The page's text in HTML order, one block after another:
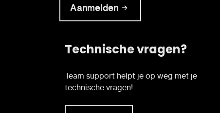
Aanmelden
Technische vragen?
Team support helpt je op weg met je
technische vragen!